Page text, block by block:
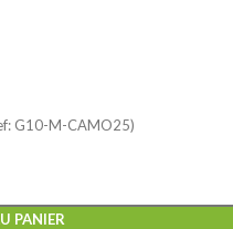
G10-M-CAMO25)
PANIER